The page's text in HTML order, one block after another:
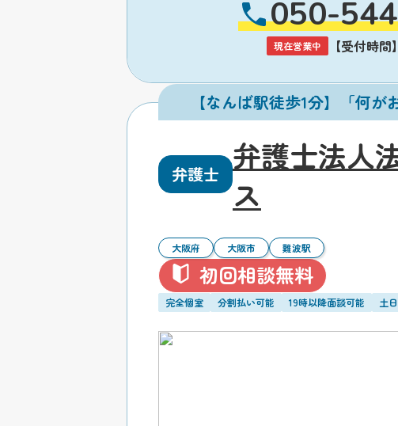
050-
現在営業中 【受付時
【なんば駅徒歩1分】「何
弁護士
弁護士法人
ス
大阪府 大阪市 難波駅
初回相談無料
完全個室 分割払い可能 19時以降面談可能 土